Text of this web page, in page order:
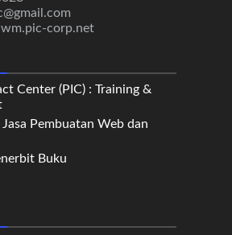
corp.net
Center (PIC) : Training &
Pembuatan Web dan
Buku